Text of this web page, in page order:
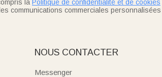
la Politique de confidentialité et de cookies
communications commerciales
NOUS CONTACTER
Messenger